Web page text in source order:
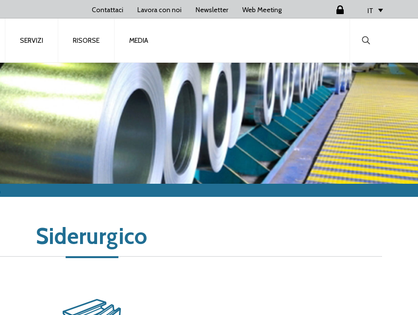
Contattaci Lavora con noi Newsletter Web Meeting IT
SERVIZI RISORSE MEDIA
Siderurgico